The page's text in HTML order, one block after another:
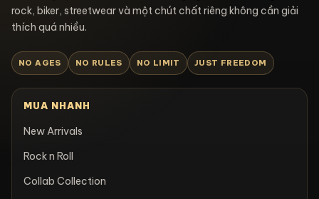
rock, biker, streetwear và một chút chất riêng không cần giải
thích quá nhiều.
NO AGES NO RULES NO LIMIT JUST FREEDOM
MUA NHANH
New Arrivals
Rock n Roll
Collab Collection